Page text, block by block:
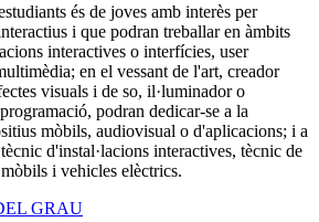
és de joves amb interès per
i que podran treballar en àmbits
interactives o interfícies, user
en el vessant de l'art, creador
visuals i de so, il·luminador o
podran dedicar-se a la
mòbils, audiovisual o d'aplicacions; i a
d'instal·lacions interactives, tècnic de
i vehicles elèctrics.
GRAU